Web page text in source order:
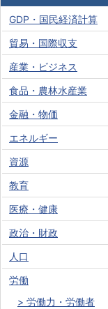
GDP・国民経済計算
貿易・国際収支
産業・ビジネス
食品・農林水産業
金融・物価
エネルギー
資源
教育
医療・健康
政治・財政
人口
労働
労働力・労働者